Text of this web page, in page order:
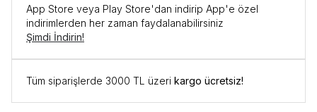
App Store veya Play Store'dan indirip App'e özel
indirimlerden her zaman faydalanabilirsiniz
Şimdi İndirin!
Tüm siparişlerde 3000 TL üzeri kargo ücretsiz!
İlk Siparişe Özel